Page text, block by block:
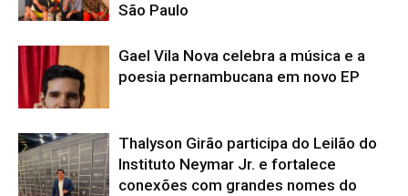
São Paulo
Gael Vila Nova celebra a música e a
poesia pernambucana em novo EP
Thalyson Girão participa do Leilão do
Instituto Neymar Jr. e fortalece
conexões com grandes nomes do